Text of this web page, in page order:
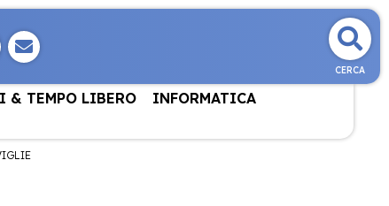
CERCA
& TEMPO LIBERO
INFORMATICA